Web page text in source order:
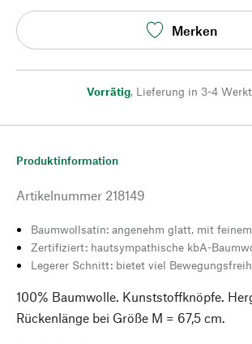
Merken
Vorrätig, Lieferung in 3-4
Produktinformation
Artikelnummer 218149
Baumwollsatin: angenehm glatt, mit
Zertifiziert: hautsympathische kbA-
Legerer Schnitt: bietet viel
100% Baumwolle. Kunststoffknöpfe.
Rückenlänge bei Größe M = 67,5 cm.